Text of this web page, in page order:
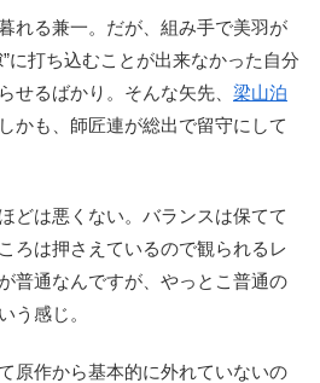
れる兼一。だが、組み手で美羽が
に打ち込むことが出来なかった自分
せるばかり。そんな矢先、 梁山泊
かも、師匠連が総出で留守にして
どは悪くない。バランスは保てて
ろは押さえているので観られるレ
普通なんですが、やっとこ普通の
う感じ。
原作から基本的に外れていないの